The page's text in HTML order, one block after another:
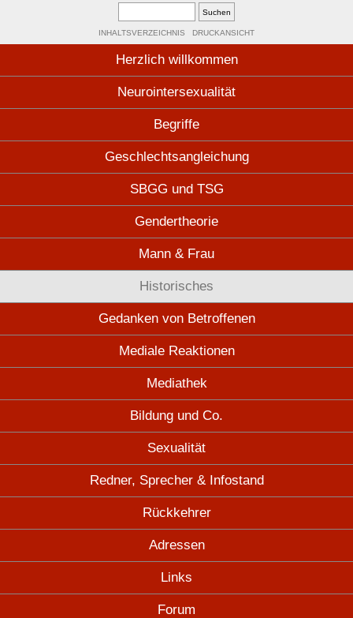
INHALTSVERZEICHNIS DRUCKANSICHT
Herzlich willkommen
Neurointersexualität
Begriffe
Geschlechtsangleichung
SBGG und TSG
Gendertheorie
Mann & Frau
Historisches
Gedanken von Betroffenen
Mediale Reaktionen
Mediathek
Bildung und Co.
Sexualität
Redner, Sprecher & Infostand
Rückkehrer
Adressen
Links
Forum